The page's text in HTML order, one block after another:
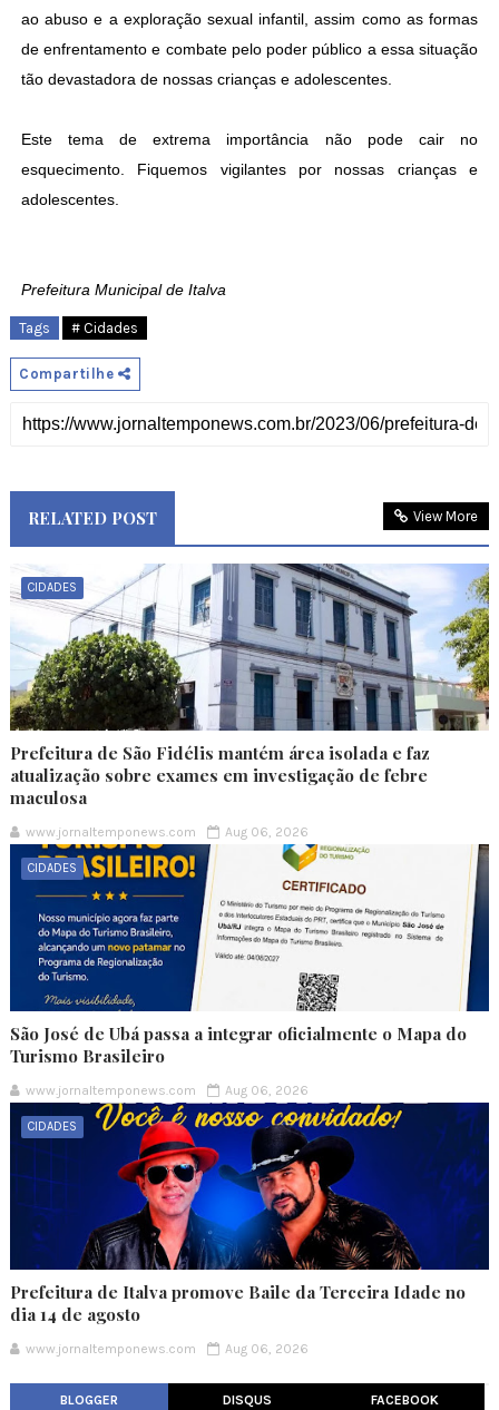
ao abuso e a exploração sexual infantil, assim como as formas
de enfrentamento e combate pelo poder público a essa situação
tão devastadora de nossas crianças e adolescentes.
Este tema de extrema importância não pode cair no
esquecimento. Fiquemos vigilantes por nossas crianças e
adolescentes.
Prefeitura Municipal de Italva
Tags # Cidades
Compartilhe
RELATED POST View More
CIDADES
Prefeitura de São Fidélis mantém área isolada e faz
atualização sobre exames em investigação de febre
maculosa
www.jornaltemponews.com Aug 06, 2026
CIDADES
São José de Ubá passa a integrar oficialmente o Mapa do
Turismo Brasileiro
www.jornaltemponews.com Aug 06, 2026
CIDADES
Prefeitura de Italva promove Baile da Terceira Idade no
dia 14 de agosto
www.jornaltemponews.com Aug 06, 2026
BLOGGER DISQUS FACEBOOK